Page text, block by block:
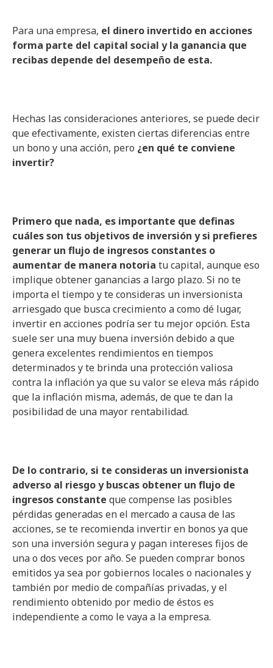
Para una empresa, el dinero invertido en acciones
forma parte del capital social y la ganancia que
recibas depende del desempeño de esta.
Hechas las consideraciones anteriores, se puede decir
que efectivamente, existen ciertas diferencias entre
un bono y una acción, pero ¿en qué te conviene
invertir?
Primero que nada, es importante que definas
cuáles son tus objetivos de inversión y si prefieres
generar un flujo de ingresos constantes o
aumentar de manera notoria tu capital, aunque eso
implique obtener ganancias a largo plazo. Si no te
importa el tiempo y te consideras un inversionista
arriesgado que busca crecimiento a como dé lugar,
invertir en acciones podría ser tu mejor opción. Esta
suele ser una muy buena inversión debido a que
genera excelentes rendimientos en tiempos
determinados y te brinda una protección valiosa
contra la inflación ya que su valor se eleva más rápido
que la inflación misma, además, de que te dan la
posibilidad de una mayor rentabilidad.
De lo contrario, si te consideras un inversionista
adverso al riesgo y buscas obtener un flujo de
ingresos constante que compense las posibles
pérdidas generadas en el mercado a causa de las
acciones, se te recomienda invertir en bonos ya que
son una inversión segura y pagan intereses fijos de
una o dos veces por año. Se pueden comprar bonos
emitidos ya sea por gobiernos locales o nacionales y
también por medio de compañías privadas, y el
rendimiento obtenido por medio de éstos es
independiente a como le vaya a la empresa.